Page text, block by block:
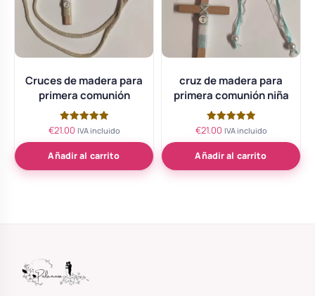
Cruces de madera para
primera comunión
Valorado
de 5
€21.00 IVA incluido
Añadir al carrito
cruz de madera para
primera comunión niña
Valorado
de 5
€21.00 IVA incluido
Añadir al carrito